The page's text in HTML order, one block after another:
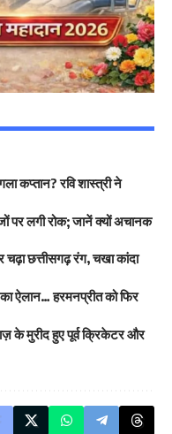
कप्तान? रवि शास्त्री ने
पर लगी रोक; जानें क्यों अचानक
छत्तीसगढ़ रंग, चखा कांदा
ऐलान… हरमनप्रीत को फिर
के मुरीद हुए पूर्व क्रिकेटर और